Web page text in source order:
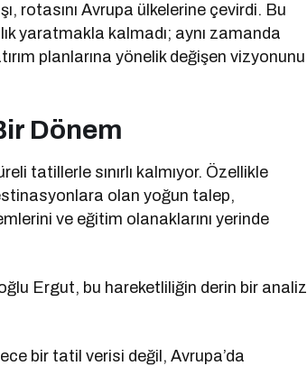
rotasını Avrupa ülkelerine çevirdi. Bu
yaratmakla kalmadı; aynı zamanda
planlarına yönelik değişen vizyonunu
Dönem
tatillerle sınırlı kalmıyor. Özellikle
olan yoğun talep,
ve eğitim olanaklarını yerinde
Ergut, bu hareketliliğin derin bir analiz
bir tatil verisi değil, Avrupa’da